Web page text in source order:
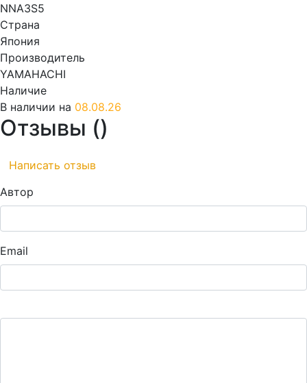
NNA3S5
Страна
Япония
Производитель
YAMAHACHI
Наличие
В наличии на 08.08.26
Отзывы ()
Написать отзыв
Автор
Email